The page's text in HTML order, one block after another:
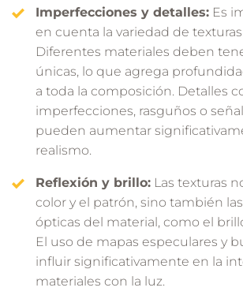
Imperfecciones y detalles: Es
en cuenta la variedad de
Diferentes materiales deben
únicas, lo que agrega
a toda la composición. Detalles
imperfecciones, rasguños o
pueden aumentar
realismo.
Reflexión y brillo: Las texturas
color y el patrón, sino también
ópticas del material, como el
El uso de mapas especulares y
influir significativamente en la
materiales con la luz.